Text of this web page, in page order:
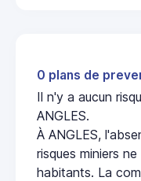
0 plans de
Il n'y a aucun
ANGLES.
À ANGLES,
risques miniers
habitants. La